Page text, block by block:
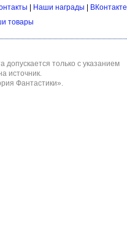
Наши награды
ВКонтакте
товары
только с указанием
источник.
Фантастики».